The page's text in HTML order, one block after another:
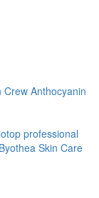
CrewAnthocyanin
professional
Byothea Skin Care